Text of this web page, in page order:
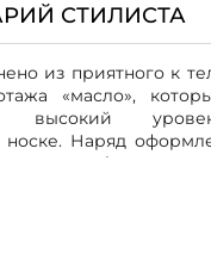
СТИЛИСТА
из приятного к
«масло»,
высокий
Наряд
и имеет V-
решение